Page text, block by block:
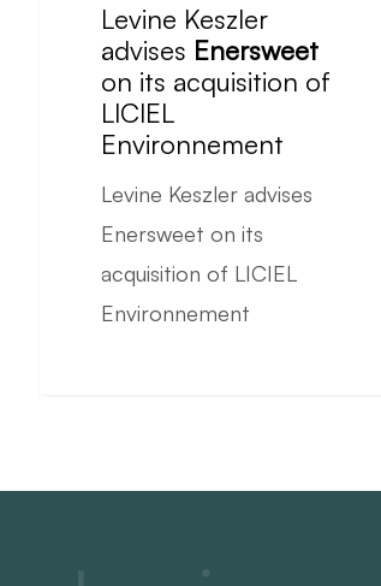
Enersweet
acquisition
Environnement
Levine Keszler
advises Enersweet
on its acquisition of
LICIEL
Environnement
Levine Keszler advises
Enersweet on its
acquisition of LICIEL
Environnement